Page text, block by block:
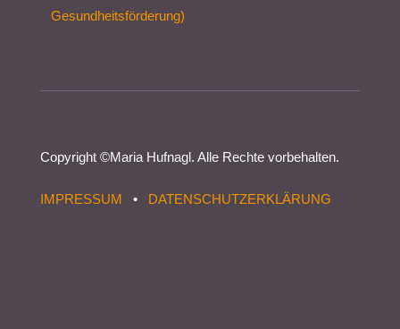
Gesundheitsförderung)
Copyright ©Maria Hufnagl. Alle Rechte vorbehalten.
IMPRESSUM • DATENSCHUTZERKLÄRUNG